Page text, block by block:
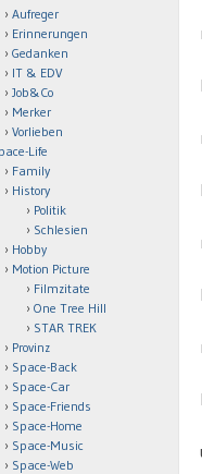
Aufreger
Erinnerungen
Gedanken
IT & EDV
Job&Co
Merker
Vorlieben
Life
Family
History
Politik
Schlesien
Hobby
Motion Picture
Filmzitate
One Tree Hill
STAR TREK
Provinz
Space-Back
Space-Car
Space-Friends
Space-Home
Space-Music
Space-Web